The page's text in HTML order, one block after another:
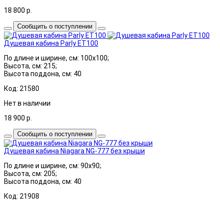
18 800 р.
Сообщить о поступлении
Душевая кабина Parly ET100
По длине и ширине, см: 100x100;
Высота, см: 215;
Высота поддона, см: 40
Код: 21580
Нет в наличии
18 900 р.
Сообщить о поступлении
Душевая кабина Niagara NG-777 без крыши
По длине и ширине, см: 90x90;
Высота, см: 205;
Высота поддона, см: 40
Код: 21908